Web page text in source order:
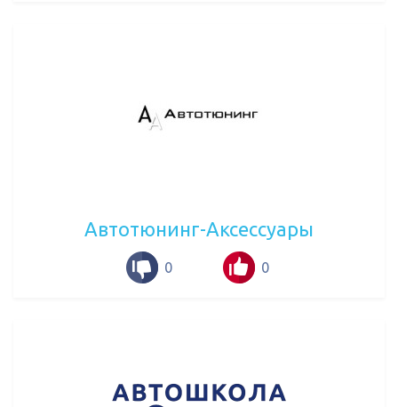
Автотюнинг-Аксессуары
0 0